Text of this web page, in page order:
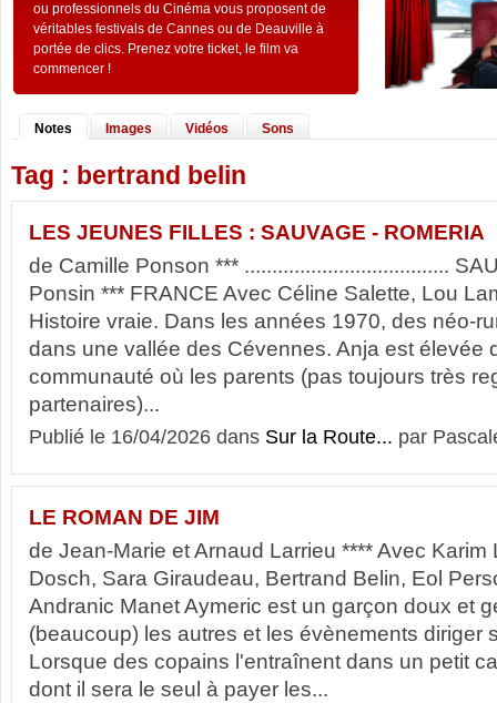
ou professionnels du Cinéma vous proposent de
véritables festivals de Cannes ou de Deauville à
portée de clics. Prenez votre ticket, le film va
commencer !
Notes Images Vidéos Sons
Tag : bertrand belin
LES JEUNES FILLES : SAUVAGE - ROMERIA
de Camille Ponson *** .....................................
Ponsin *** FRANCE Avec Céline Salette, Lou
Histoire vraie. Dans les années 1970, des néo-
dans une vallée des Cévennes. Anja est élevée
communauté où les parents (pas toujours très
partenaires)...
Publié le 16/04/2026 dans Sur la Route... par
LE ROMAN DE JIM
de Jean-Marie et Arnaud Larrieu **** Avec
Dosch, Sara Giraudeau, Bertrand Belin, Eol
Andranic Manet Aymeric est un garçon doux et
(beaucoup) les autres et les évènements diriger
Lorsque des copains l'entraînent dans un petit
dont il sera le seul à payer les...